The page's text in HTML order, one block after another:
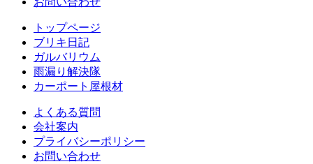
トップページ
ブリキ日記
ガルバリウム
雨漏り解決隊
カーポート屋根材
よくある質問
会社案内
プライバシーポリシー
お問い合わせ